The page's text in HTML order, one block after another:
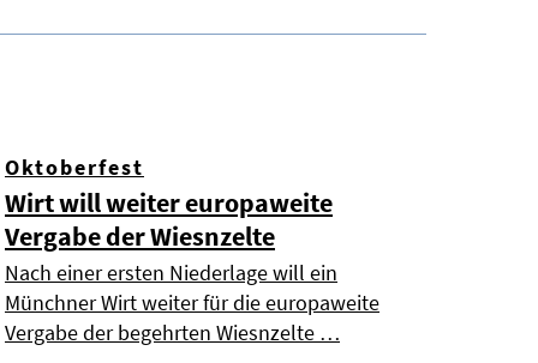
Oktoberfest
Wirt will weiter europaweite
Vergabe der Wiesnzelte
Nach einer ersten Niederlage will ein
Münchner Wirt weiter für die europaweite
Vergabe der begehrten Wiesnzelte …